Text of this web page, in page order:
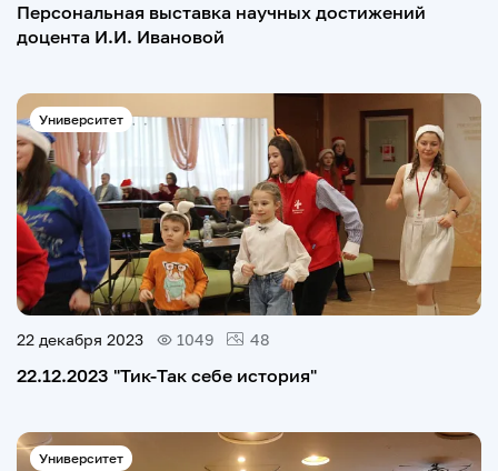
Персональная выставка научных достижений
доцента И.И. Ивановой
Университет
22 декабря 2023 1049 48
22.12.2023 "Тик-Так себе история"
Университет